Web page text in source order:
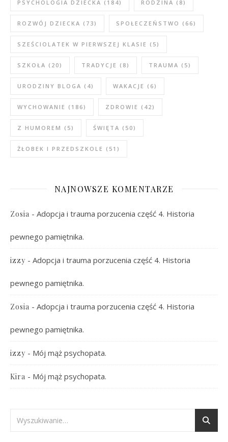
PSYCHOLOGIA DZIECKA (184) RODZINA (8)
ROZWÓJ DZIECKA (73) SPOŁECZEŃSTWO (66)
SZEŚCIOLATEK W PIERWSZEJ KLASIE (5)
SZKOŁA (20) TRADYCJE (8) TRAUMA (5)
URODZINY BLOGA (4) WAKACJE (6)
WYCHOWANIE (186) ZDROWIE (42)
Z HUMOREM (5) ŚWIĘTA (50)
ŻŁOBEK I PRZEDSZKOLE (51)
NAJNOWSZE KOMENTARZE
Zosia - Adopcja i trauma porzucenia część 4. Historia
pewnego pamiętnika.
izzy - Adopcja i trauma porzucenia część 4. Historia
pewnego pamiętnika.
Zosia - Adopcja i trauma porzucenia część 4. Historia
pewnego pamiętnika.
izzy - Mój mąż psychopata.
Kira - Mój mąż psychopata.